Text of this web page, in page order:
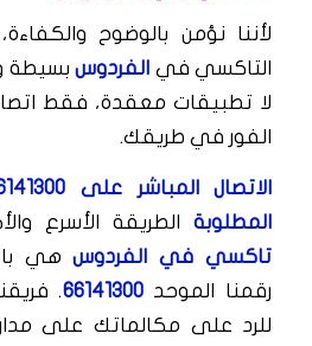
لأننا نؤمن بالوضوح
التاكسي في الفردوسبسيطة
لا تطبيقات معقدة، فقط
الفور في طريقك.
المطلوبةالطريقة الأسرع
تاكسي في الفردوسهي
رقمنا الموحد66141300
.
للرد على مكالماتك على مدار